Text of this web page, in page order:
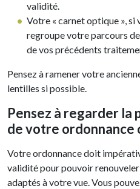
validité.
Votre « carnet optique », si
regroupe votre parcours
de vos précédents
Pensez à ramener votre
lentilles si possible.
Pensez à regarder la
de votre ordonnance
Votre ordonnance doit
validité pour pouvoir
adaptés à votre vue. Vous